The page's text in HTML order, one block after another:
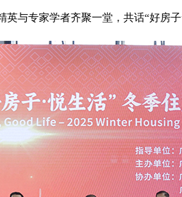
英与专家学者齐聚一堂，共话“好房